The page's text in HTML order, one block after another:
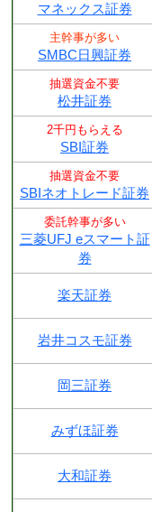
マネックス証券
主幹事が多い
SMBC日興証券
抽選資金不要
松井証券
2千円もらえる
SBI証券
抽選資金不要
SBIネオトレード証券
委託幹事が多い
三菱UFJ eスマート証
券
楽天証券
岩井コスモ証券
岡三証券
みずほ証券
大和証券